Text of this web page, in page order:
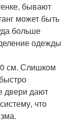
бывают
может быть
больше
одежды
см. Слишком
двери дают
что